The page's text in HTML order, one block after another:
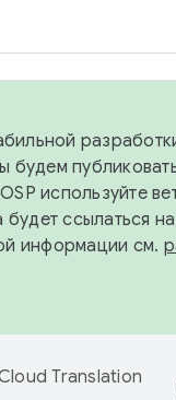
используйте
будет ссылаться
информации см.
Translation